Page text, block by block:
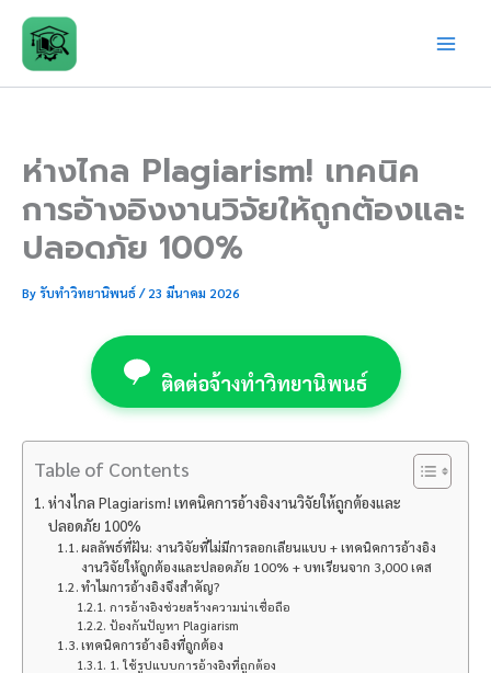
content
ห่างไกล Plagiarism! เทคนิค
การอ้างอิงงานวิจัยให้ถูกต้องและ
ปลอดภัย 100%
Byรับทำวิทยานิพนธ์/23 มีนาคม 2026
ติดต่อจ้างทำวิทยานิพนธ์
Table of Contents
ห่างไกล Plagiarism! เทคนิคการอ้างอิงงานวิจัยให้ถูกต้องและ
ปลอดภัย 100%
ผลลัพธ์ที่ฝัน: งานวิจัยที่ไม่มีการลอกเลียนแบบ + เทคนิคการอ้างอิง
งานวิจัยให้ถูกต้องและปลอดภัย 100% + บทเรียนจาก 3,000 เคส
ทำไมการอ้างอิงจึงสำคัญ?
การอ้างอิงช่วยสร้างความน่าเชื่อถือ
ป้องกันปัญหา Plagiarism
เทคนิคการอ้างอิงที่ถูกต้อง
1. ใช้รูปแบบการอ้างอิงที่ถูกต้อง